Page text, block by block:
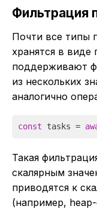
Фильтрация
Почти все типы
хранятся в виде
поддерживают
из нескольких
аналогично
const tasks =
Такая
скалярным
приводятся к
(например,